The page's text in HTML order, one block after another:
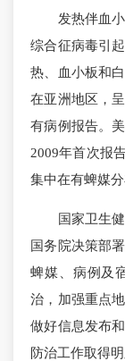
发热伴血小
综合征病毒引
热、血小板和
在亚洲地区，
有病例报告。
2009年首次报
集中在有蜱媒
国家卫生健
国务院决策部
蜱媒、病例及
治，加强重点
做好信息发布
防治工作取得明